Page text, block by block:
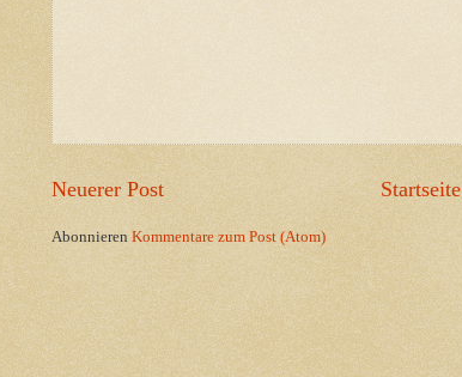
Neuerer Post Startseite
Abonnieren Kommentare zum Post (Atom)